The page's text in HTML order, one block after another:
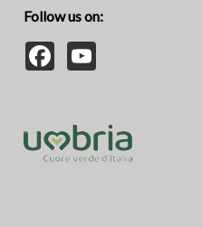
Follow us on:
Facebook